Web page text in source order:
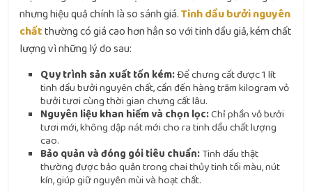
nhưng hiệu quả chính là so sánh giá.Tinh dầu bưởi nguyên
chấtthường có giá cao hơn hẳn so với tinh dầu giả, kém chất
lượng vì những lý do sau:
Quy trình sản xuất tốn kém:Để chưng cất được 1 lít
tinh dầu bưởi nguyên chất, cần đến hàng trăm kilogram vỏ
bưởi tươi cùng thời gian chưng cất lâu.
Nguyên liệu khan hiếm và chọn lọc:Chỉ phần vỏ bưởi
tươi mới, không dập nát mới cho ra tinh dầu chất lượng
cao.
Bảo quản và đóng gói tiêu chuẩn:Tinh dầu thật
thường được bảo quản trong chai thủy tinh tối màu, nút
kín, giúp giữ nguyên mùi và hoạt chất.